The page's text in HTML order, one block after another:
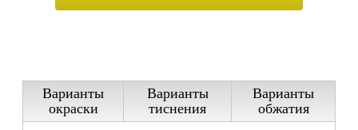
Варианты
окраски
Варианты
тиснения
Варианты
обжатия